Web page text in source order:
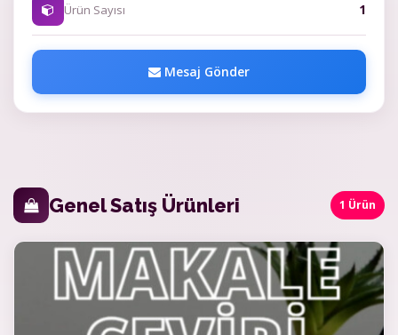
Ürün Sayısı 1
Mesaj Gönder
Genel Satış Ürünleri 1 Ürün